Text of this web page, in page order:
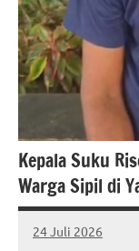
Kepala Suku
Warga Sipil di
24 Juli 2026
MEPAGO
No